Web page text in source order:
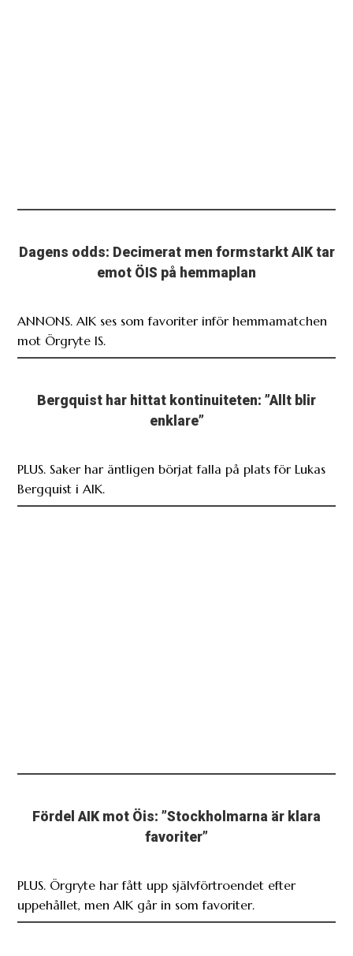
Dagens odds: Decimerat men formstarkt AIK tar
emot ÖIS på hemmaplan
ANNONS. AIK ses som favoriter inför hemmamatchen
mot Örgryte IS.
Bergquist har hittat kontinuiteten: ”Allt blir
enklare”
PLUS. Saker har äntligen börjat falla på plats för Lukas
Bergquist i AIK.
Fördel AIK mot Öis: ”Stockholmarna är klara
favoriter”
PLUS. Örgryte har fått upp självförtroendet efter
uppehållet, men AIK går in som favoriter.